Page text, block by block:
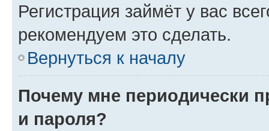
Регистрация займёт у вас
рекомендуем это сделать.
Вернуться к началу
Почему мне периодически
и пароля?